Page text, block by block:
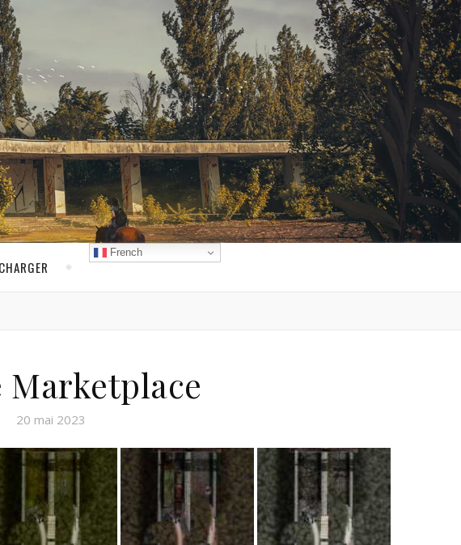
French
Marketplace
20 mai 2023